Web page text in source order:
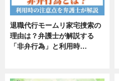
退職代行モームリ家宅捜索の
理由は？弁護士が解説する
「非弁行為」と利用時…